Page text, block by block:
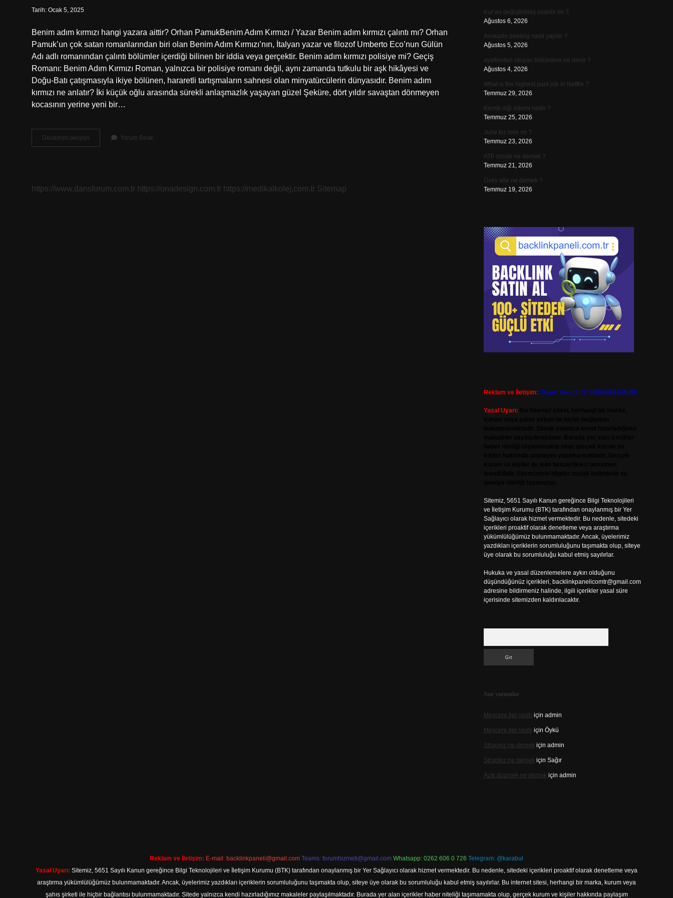
Tarih: Ocak 5, 2025
Benim adım kırmızı hangi yazara aittir? Orhan PamukBenim Adım Kırmızı / Yazar Benim adım kırmızı çalıntı mı? Orhan
Pamuk’un çok satan romanlarından biri olan Benim Adım Kırmızı’nın, İtalyan yazar ve filozof Umberto Eco’nun Gülün
Adı adlı romanından çalıntı bölümler içerdiği bilinen bir iddia veya gerçektir. Benim adım kırmızı polisiye mi? Geçiş
Romanı: Benim Adım Kırmızı Roman, yalnızca bir polisiye romanı değil, aynı zamanda tutkulu bir aşk hikâyesi ve
Doğu-Batı çatışmasıyla ikiye bölünen, hararetli tartışmaların sahnesi olan minyatürcülerin dünyasıdır. Benim adım
kırmızı ne anlatır? İki küçük oğlu arasında sürekli anlaşmazlık yaşayan güzel Şeküre, dört yıldır savaştan dönmeyen
kocasının yerine yeni bir…
Devamını okuyun
Adim
Yorum Bırak
https://www.dansforum.com.tr https://onadesign.com.tr https://medikalkolej.com.tr Sitemap
Kur’an değiştirilmiş olabilir mi ?
Ağustos 6, 2026
Avokado peeling nasıl yapılır ?
Ağustos 5, 2026
ayetlerden oluşan bölümlere ne denir ?
Ağustos 4, 2026
What is the highest paid job in Netflix ?
Temmuz 29, 2026
Kemik iliği ödemi nedir ?
Temmuz 25, 2026
June kız ismi mi ?
Temmuz 23, 2026
ATF olmak ne demek ?
Temmuz 21, 2026
Üvey aile ne demek ?
Temmuz 19, 2026
Reklam ve İletişim: Skype: live:.cid.575569c608265c69
Yasal Uyarı:
Sitemiz, 5651 Sayılı Kanun gereğince Bilgi Teknolojileri
ve İletişim Kurumu (BTK) tarafından onaylanmış bir Yer
Sağlayıcı olarak hizmet vermektedir. Bu nedenle, sitedeki
içerikleri proaktif olarak denetleme veya araştırma
yükümlülüğümüz bulunmamaktadır. Ancak, üyelerimiz
yazdıkları içeriklerin sorumluluğunu taşımakta olup, siteye
üye olarak bu sorumluluğu kabul etmiş sayılırlar.
Hukuka ve yasal düzenlemelere aykırı olduğunu
düşündüğünüz içerikleri, backlinkpanelicomtr@gmail.com
adresine bildirmeniz halinde, ilgili içerikler yasal süre
içerisinde sitemizden kaldırılacaktır.
Son yorumlar
Meşcere tipi nediriçin admin
Meşcere tipi nediriçin Öykü
Straplez ne demek için admin
Straplez ne demek için Sağır
Azık düzmek ne demek için admin
Reklam ve İletişim: E-mail: backlinkpaneli@gmail.com Teams: forumhizmeti@gmail.com Whatsapp: 0262 606 0 726 Telegram: @karabul
Yasal Uyarı: Sitemiz, 5651 Sayılı Kanun gereğince Bilgi Teknolojileri ve İletişim Kurumu (BTK) tarafından onaylanmış bir Yer Sağlayıcı olarak hizmet vermektedir. Bu nedenle, sitedeki içerikleri proaktif olarak denetleme veya
araştırma yükümlülüğümüz bulunmamaktadır. Ancak, üyelerimiz yazdıkları içeriklerin sorumluluğunu taşımakta olup, siteye üye olarak bu sorumluluğu kabul etmiş sayılırlar. Bu internet sitesi, herhangi bir marka, kurum veya
şahıs şirketi ile hiçbir bağlantısı bulunmamaktadır. Sitede yalnızca kendi hazırladığımız makaleler paylaşılmaktadır. Burada yer alan içerikler haber niteliği taşımamakta olup, gerçek kurum ve kişiler hakkında paylaşım